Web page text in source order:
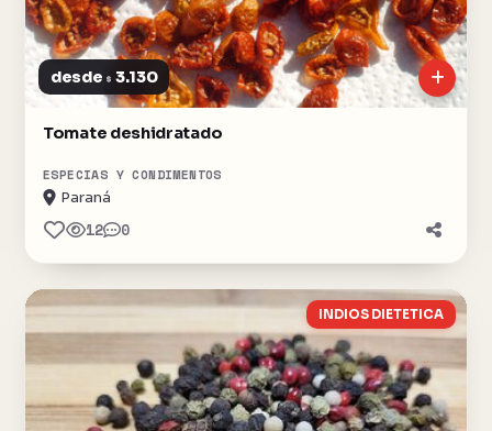
desde $ 3.130
Tomate deshidratado
ESPECIAS Y CONDIMENTOS
Paraná
12 0
INDIOS DIETETICA